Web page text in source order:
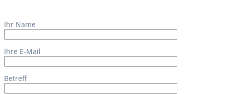
Ihr Name
Ihre E-Mail
Betreff